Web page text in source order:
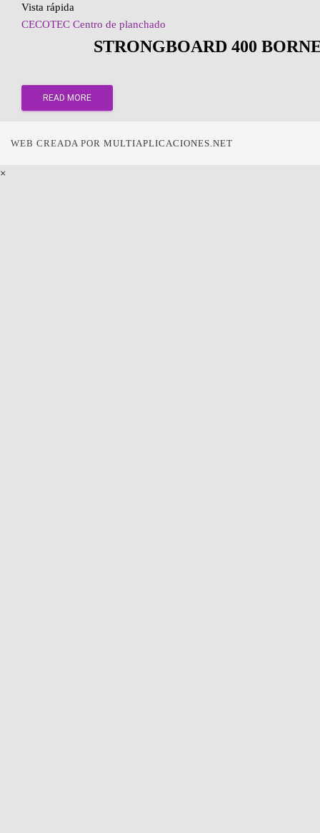
Vista rápida
CECOTEC Centro de planchado
STRONGBOARD 400
READ MORE
WEB CREADA POR MULTIAPLICACIONES.NET
×